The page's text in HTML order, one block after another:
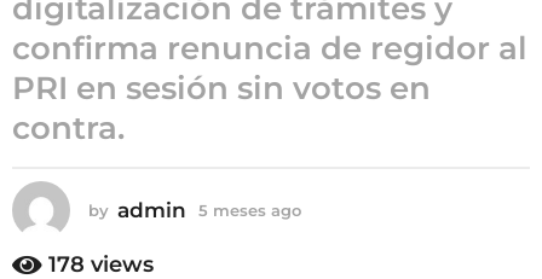
5
m
e
e
a
g
o
digitalización de trámites y
confirma renuncia de regidor al
PRI en sesión sin votos en
contra.
by admin 5 meses ago
178 views